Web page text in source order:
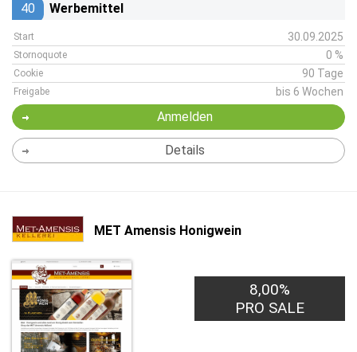
40 Werbemittel
Start 30.09.2025
Stornoquote 0 %
Cookie 90 Tage
Freigabe bis 6 Wochen
Anmelden
Details
MET Amensis Honigwein
8,00%
PRO SALE